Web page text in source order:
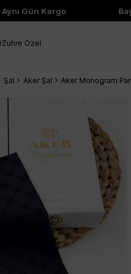
Gün Kargo
Zuhre Özel
Şal Aker Şal Aker Monogram